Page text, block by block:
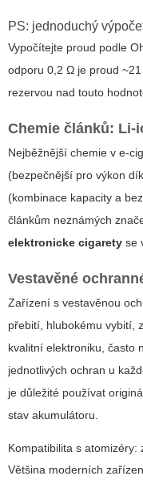
PS: jednoduchý
Vypočítejte proud podle
odporu 0,2 Ω je proud
rezervou nad touto
Chemie článků: Li-
Nejběžnější chemie v e-
(bezpečnější pro výkon
(kombinace kapacity a
článkům neznámých
elektronicke cigarety se
Vestavěné
Zařízení s vestavěnou
přebití, hlubokému vybití,
kvalitní elektroniku, často
jednotlivých ochran u
je důležité používat
stav akumulátoru.
Kompatibilita s
Většina moderních